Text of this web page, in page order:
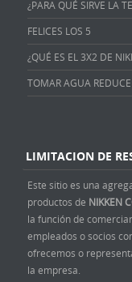
¿PARA QUÉ SIRVE LA
FELICES LOS 5
¿QUÉ ES EL 3X2 DE
TOMAR AGUA
LIMITACION DE
Este sitio es una
productos de NIKKEN
la función de
empleados o socios
ofrecemos o
la empresa.